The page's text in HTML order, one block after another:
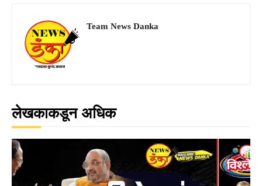
Team News Danka
लेखकाकडून अधिक